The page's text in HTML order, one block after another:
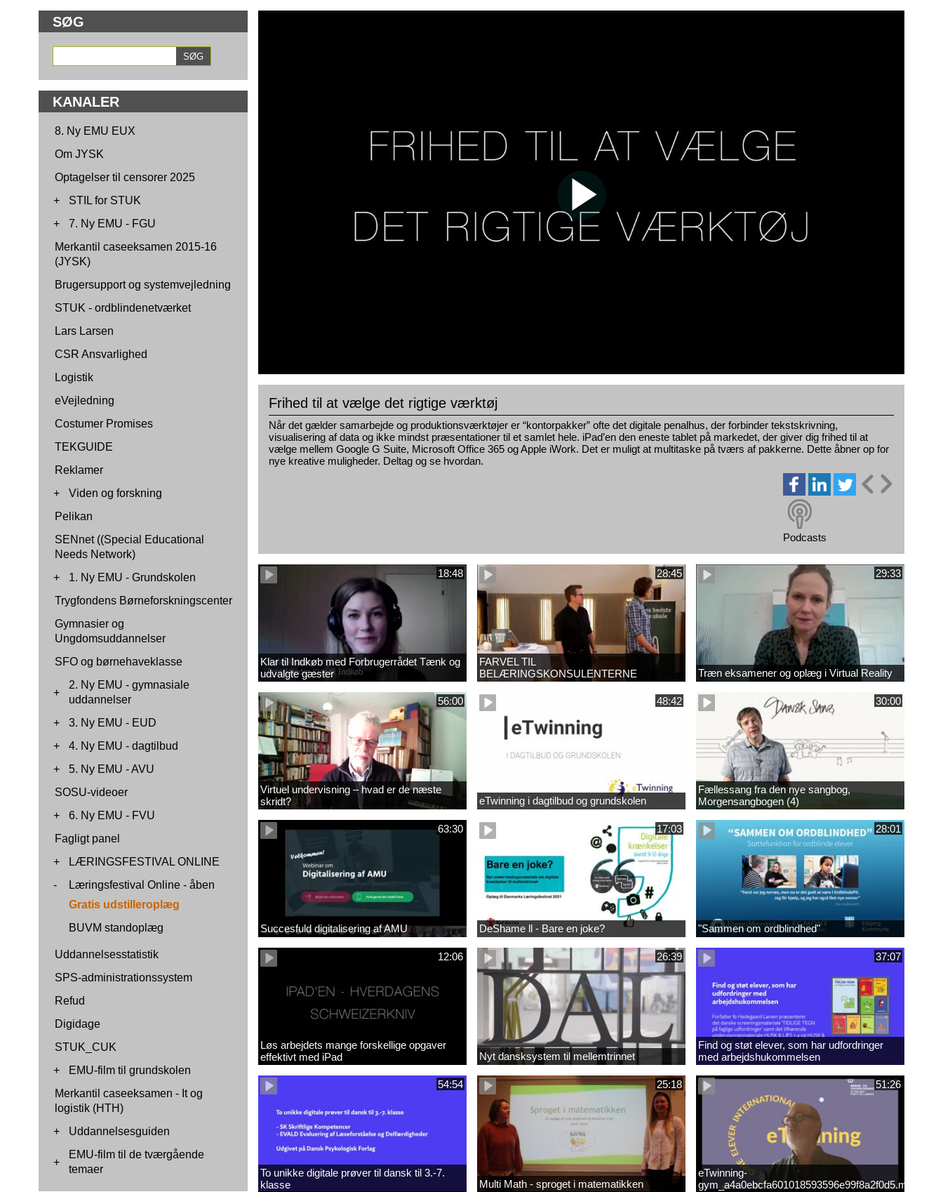
SØG
KANALER
8. Ny EMU EUX
Om JYSK
Optagelser til censorer 2025
+
STIL for STUK
+
7. Ny EMU - FGU
Merkantil caseeksamen 2015-16
(JYSK)
Brugersupport og systemvejledning
STUK - ordblindenetværket
Lars Larsen
CSR Ansvarlighed
Logistik
eVejledning
Costumer Promises
TEKGUIDE
Reklamer
+
Viden og forskning
Pelikan
SENnet ((Special Educational
Needs Network)
+
1. Ny EMU - Grundskolen
Trygfondens Børneforskningscenter
Gymnasier og
Ungdomsuddannelser
SFO og børnehaveklasse
+
2. Ny EMU - gymnasiale
uddannelser
+
3. Ny EMU - EUD
+
4. Ny EMU - dagtilbud
+
5. Ny EMU - AVU
SOSU-videoer
+
6. Ny EMU - FVU
Fagligt panel
+
LÆRINGSFESTIVAL ONLINE
-
Læringsfestival Online - åben
Gratis udstilleroplæg
BUVM standoplæg
Uddannelsesstatistik
SPS-administrationssystem
Refud
Digidage
STUK_CUK
+
EMU-film til grundskolen
Merkantil caseeksamen - It og
logistik (HTH)
+
Uddannelsesguiden
+
EMU-film til de tværgående
temaer
Frihed til at vælge det rigtige værktøj
Når det gælder samarbejde og produktionsværktøjer er “kontorpakker” ofte det digitale penalhus, der forbinder tekstskrivning,
visualisering af data og ikke mindst præsentationer til et samlet hele. iPad’en den eneste tablet på markedet, der giver dig frihed til at
vælge mellem Google G Suite, Microsoft Office 365 og Apple iWork. Det er muligt at multitaske på tværs af pakkerne. Dette åbner op for
nye kreative muligheder. Deltag og se hvordan.
Podcasts
18:48
Klar til Indkøb med Forbrugerrådet Tænk og
udvalgte gæster
28:45
FARVEL TIL
BELÆRINGSKONSULENTERNE
29:33
Træn eksamener og oplæg i Virtual Reality
56:00
Virtuel undervisning – hvad er de næste
skridt?
48:42
eTwinning i dagtilbud og grundskolen
30:00
Fællessang fra den nye sangbog,
Morgensangbogen (4)
63:30
Succesfuld digitalisering af AMU
17:03
DeShame ll - Bare en joke?
28:01
"Sammen om ordblindhed"
12:06
Løs arbejdets mange forskellige opgaver
effektivt med iPad
26:39
Nyt dansksystem til mellemtrinnet
37:07
Find og støt elever, som har udfordringer
med arbejdshukommelsen
54:54
To unikke digitale prøver til dansk til 3.-7.
klasse
25:18
Multi Math - sproget i matematikken
51:26
eTwinning-
gym_a4a0ebcfa601018593596e99f8a2f0d5.mp4